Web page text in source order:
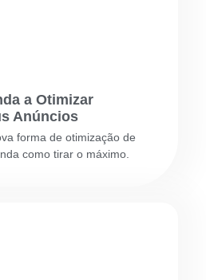
a Otimizar
Anúncios
forma de otimização de
como tirar o máximo.